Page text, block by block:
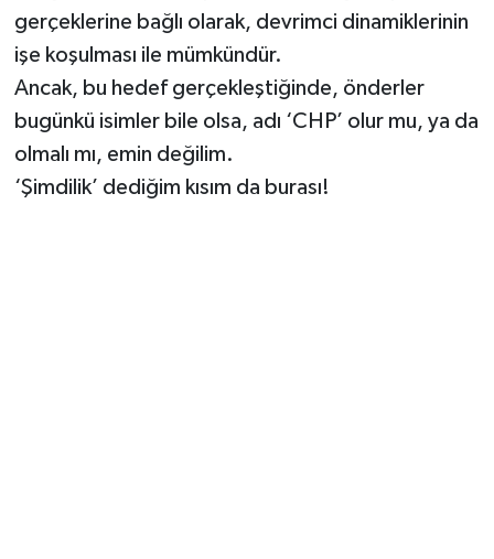
gerçeklerine bağlı olarak, devrimci dinamiklerinin
işe koşulması ile mümkündür.
Ancak, bu hedef gerçekleştiğinde, önderler
bugünkü isimler bile olsa, adı ‘CHP’ olur mu, ya da
olmalı mı, emin değilim.
‘Şimdilik’ dediğim kısım da burası!